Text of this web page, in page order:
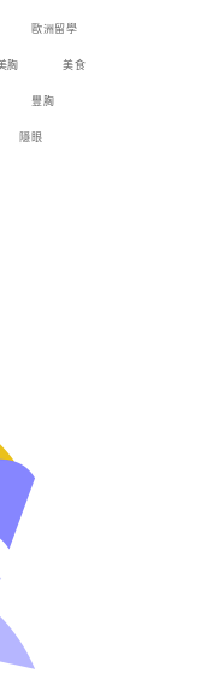
歐洲留學
胸 美食
豐胸
隱眼